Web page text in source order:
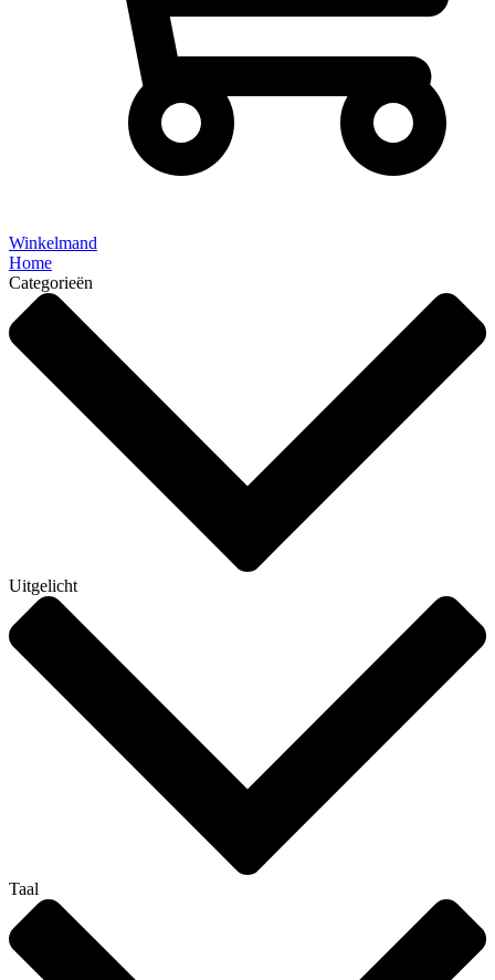
Winkelmand
Home
Categorieën
Uitgelicht
Taal